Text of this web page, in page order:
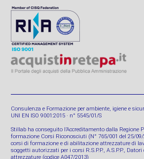
Consulenza e Formazione per ambiente, igiene e
UNI EN ISO 9001:2015 · n° 5545/01/S
Stillab ha conseguito l’Accreditamento dalla Regione
formazione Corsi Riconosciuti (N° 765/001 del 25/09/
corsi di formazione e di abilitazione attrezzature di
soggetti autorizzati per i corsi R.S.P.P., A.S.P.P., Datori
attrezzature (codice A047/2013)